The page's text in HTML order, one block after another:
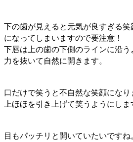
下の歯が見えると元気が良すぎる笑
になってしまいますので要注意！
下唇は上の歯の下側のラインに沿う
力を抜いて自然に開きます。
口だけで笑うと不自然な笑顔になり
上ほほを引き上げて笑うようにしま
目もパッチリと開いていたいですね